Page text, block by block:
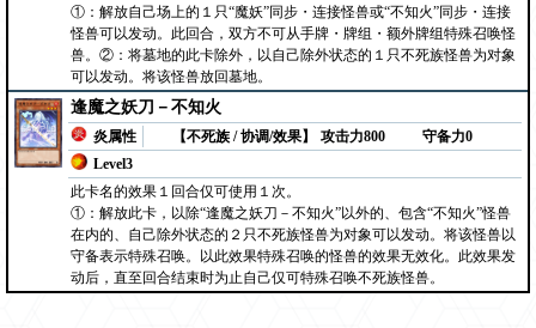
①：解放自己场上的１只“魔妖”同步・连接怪兽或“不知火”同步・连接
怪兽可以发动。此回合，双方不可从手牌・牌组・额外牌组特殊召唤怪
兽。②：将墓地的此卡除外，以自己除外状态的１只不死族怪兽为对象
可以发动。将该怪兽放回墓地。
逢魔之妖刀－不知火
炎属性
【不死族 / 协调/效果】
Level3
攻击力800 守备力0
此卡名的效果１回合仅可使用１次。
①：解放此卡，以除“逢魔之妖刀－不知火”以外的、包含“不知火”怪兽
在内的、自己除外状态的２只不死族怪兽为对象可以发动。将该怪兽以
守备表示特殊召唤。以此效果特殊召唤的怪兽的效果无效化。此效果发
动后，直至回合结束时为止自己仅可特殊召唤不死族怪兽。